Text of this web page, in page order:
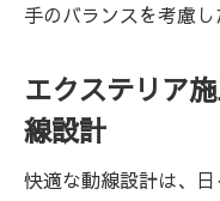
手のバランスを考慮し
エクステリア
線設計
快適な動線設計は、